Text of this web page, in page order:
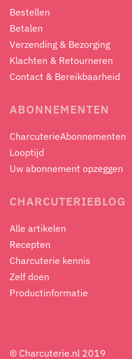
Bestellen
Betalen
Verzending & Bezorging
Klachten & Retourneren
Contact & Bereikbaarheid
ABONNEMENTEN
CharcuterieAbonnementen
Looptijd
Uw abonnement opzeggen
CHARCUTERIEBLOG
Alle artikelen
Recepten
Charcuterie kennis
Zelf doen
Productinformatie
© Charcuterie.nl 2019